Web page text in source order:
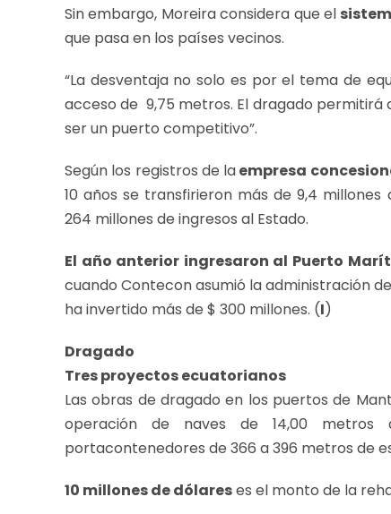
Sin embargo, Moreira considera que el
que pasa en los países vecinos.
“La desventaja no solo es por el tema de
acceso de 9,75 metros. El dragado permitirá
ser un puerto competitivo”.
Según los registros de laempresa
10 años se transfirieron más de 9,4
264 millones de ingresos al Estado.
El año anterior ingresaron al Puerto
cuando Contecon asumió la administración
ha invertido más de $ 300 millones. (I)
Dragado
Tres proyectos ecuatorianos
Las obras de dragado en los puertos de
operación de naves de 14,00 metros
portacontenedores de 366 a 396 metros de
10 millones de dólareses el monto de la